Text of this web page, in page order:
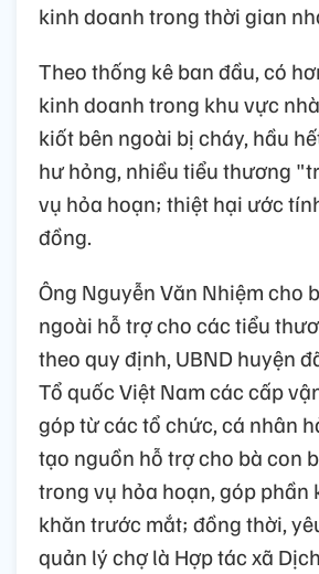
kinh doanh trong thời gian
Theo thống kê ban đầu, có
kinh doanh trong khu vực
kiốt bên ngoài bị cháy, hầu
hư hỏng, nhiều tiểu thương
vụ hỏa hoạn; thiệt hại ước
đồng.
Ông Nguyễn Văn Nhiệm cho
ngoài hỗ trợ cho các tiểu
theo quy định, UBND huyện
Tổ quốc Việt Nam các cấp
góp từ các tổ chức, cá nhân
tạo nguồn hỗ trợ cho bà con
trong vụ hỏa hoạn, góp phần
khăn trước mắt; đồng thời,
quản lý chợ là Hợp tác xã